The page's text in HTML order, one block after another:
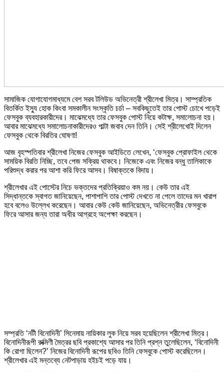
সামাজিক যোগাযোগমাধ্যমে বেশ সরব টলিউড অভিনেত্রী শ্রীলেখা মিত্র। সাম্প্রতিক
বিতর্কিত ইস্যু হোক কিংবা সমকালীন সংস্কৃতি চর্চা – সবকিছুতেই তার পোস্ট চোখে পড়েই
ফেসবুক ব্যবহারকারীদের। মাঝেমধ্যে তার ফেসবুক পোস্ট নিয়ে কটাক্ষ, সমালোচনা হয়।
আবার মাঝেমধ্যে সমালোচনাকারীদেরও পাল্টা জবাব দেন তিনি। সেই শ্রীলেখোই দিলেন
ফেসবুক থেকে বিরতির ঘোষণা!
আজ বৃহস্পতিবার শ্রীলেখা নিজের ফেসবুক আইডিতে লেখেন, ‘ফেসবুক প্রোফাইল থেকে
সাময়িক বিরতি নিচ্ছি, তবে পেজ সক্রিয় থাকবে। নিজেকে এবং নিজের বন্ধু তালিকাকে
পরিশুদ্ধ করার পর আশা করি ফিরে আসব। বিষাক্তকে বিদায়।
শ্রীলেখার এই পোস্টের নিচে ভক্তদের প্রতিক্রিয়াও কম নয়। কেউ তার এই
সিদ্ধান্তকে স্বাগত জানিয়েছেন, পাশাপাশি তার পোস্ট দেখতে না পেলে তাদের মন খারাপ
হবে বলেও উল্লেখ করেছেন। আবার কেউ কেউ জানিয়েছেন, অভিনেত্রীর ফেসবুকে
ফিরে আসার জন্য তারা অধীর আগ্রহে অপেক্ষা করছেন।
সম্প্রতি ‘নটী বিনোদিনী’ সিনেমায় নায়িকার লুক নিয়ে সরব হয়েছিলেন শ্রীলেখা মিত্র।
বিনোদিনীরূপী রুক্মিণী মৈত্রর ছবি প্রকাশ্যে আসার পর তিনি প্রশ্ন তুলেছিলেন, ‘বিনোদিনী
কি রোগা ছিলেন?’ নিজের বিনোদিনী রূপের ছবিও তিনি ফেসবুকে পোস্ট করেছিলেন।
শ্রীলেখার এই মন্তব্যে নেটপাড়ায় হইচই পড়ে যায়।